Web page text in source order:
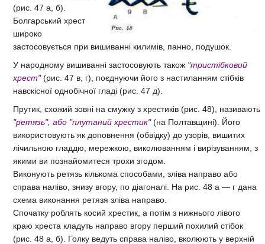
(рис. 47 а, б).
Болгарський хрест
широко
застосовується при вишиванні килимів, панно, подушок.
У народному вишиванні застосовують також "тристібковий
хрест" (рис. 47 в, г), поєднуючи його з настиланням стібків
навскісної однобічної гладі (рис. 47 д).
Прутик, схожий зовні на смужку з хрестиків (рис. 48), називають
"ретязь", або "плутаний хрестик"(на Полтавщині). Його
використовують як доповнення (обвідку) до узорів, вишитих
лічильною гладдю, мережкою, виколюванням і вирізуванням, з
якими ви познайомитеся трохи згодом.
Виконують ретязь кількома способами, зліва направо або
справа наліво, знизу вгору, по діагоналі. На рис. 48 а — г дана
схема виконання ретязя зліва направо.
Спочатку роблять косий хрестик, а потім з нижнього лівого
краю хреста кладуть направо вгору перший похилий стібок
(рис. 48 а, б). Голку ведуть справа наліво, вколюють у верхній